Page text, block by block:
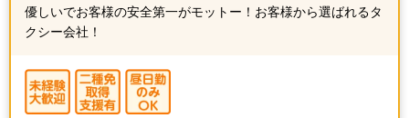
優しいでお客様の安全第一がモットー！お客様から選ばれるタ
クシー会社！